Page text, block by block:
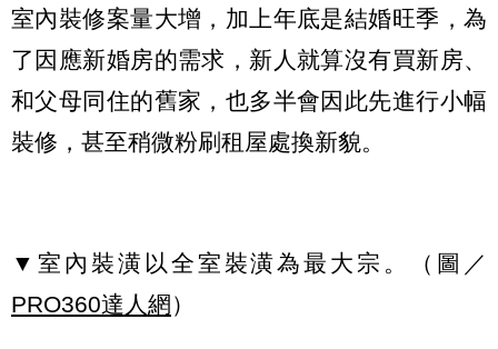
室內裝修案量大增，加上年底是結婚旺季，為
了因應新婚房的需求，新人就算沒有買新房、
和父母同住的舊家，也多半會因此先進行小幅
裝修，甚至稍微粉刷租屋處換新貌。
▼室內裝潢以全室裝潢為最大宗。（圖／
PRO360達人網 ）